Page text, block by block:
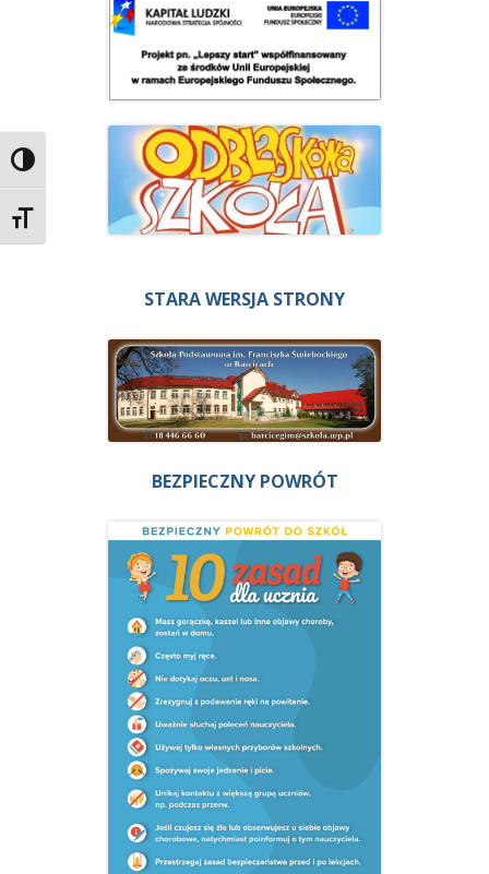
Przełącz wysoki kontrast
Zmień rozmiar czcionek
STARA WERSJA STRONY
BEZPIECZNY POWRÓT